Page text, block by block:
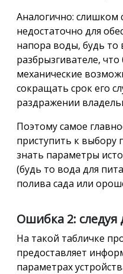
Аналогично: слишком
недостаточно для
напора воды, будь то
разбрызгивателе,
механические
сокращать срок его
раздражении
Поэтому самое
приступить к выбору
знать параметры
(будь то вода для
полива сада или
Ошибка 2:
На такой табличке
предоставляет
параметрах